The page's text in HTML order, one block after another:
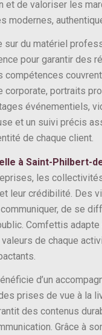
et de valoriser les
modernes,
sur du matériel
pour garantir des
corporate, portraits
événementiels,
et un suivi précis
de chaque client.
à Saint-Philbert-
les
leur crédibilité. Des
de se
Comfettis
de chaque
d’un
prises de vue à la
des contenus
Grâce à